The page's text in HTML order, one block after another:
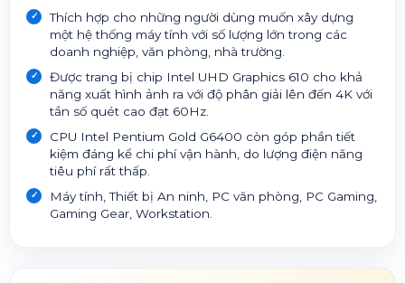
Thích hợp cho những người dùng muốn xây dựng
một hệ thống máy tính với số lượng lớn trong các
doanh nghiệp, văn phòng, nhà trường.
Được trang bị chip Intel UHD Graphics 610 cho khả
năng xuất hình ảnh ra với độ phân giải lên đến 4K với
tần số quét cao đạt 60Hz.
CPU Intel Pentium Gold G6400 còn góp phần tiết
kiệm đáng kể chi phí vận hành, do lượng điện năng
tiêu phí rất thấp.
Máy tính, Thiết bị An ninh, PC văn phòng, PC Gaming,
Gaming Gear, Workstation.